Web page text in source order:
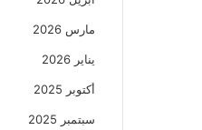
مارس 2026
يناير 2026
أكتوبر 2025
سبتمبر 2025